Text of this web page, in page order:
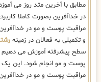
مطابق با آخرین متد روز می
در خداآفرین بصورت کاملا
مراقبت پوست و مو در
و تکمیلی به فعالان در زمینه
سطح پیشرفته آموزش می دهیم
پوست و مو انجام شود. این یک
مراقبت پوست و مو در